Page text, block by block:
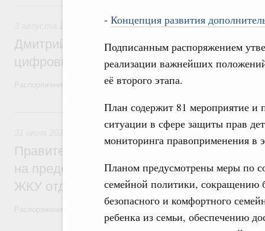
- Концепция развития
Подписанным распоряжением
реализации важнейших
её второго этапа.
План содержит 81 мероприятие и
ситуации в сфере защиты прав
мониторинга правоприменения в
Планом предусмотрены меры по
семейной политики, сокращению
безопасного и комфортного
ребенка из семьи, обеспечению
Регулирование в сфере торговли.
Дмитрий Григоренко возглавил штаб по
цифровых платформ
Распоряжение от 25 июля 2026 года №1966-р
31 июля, пятница
Социальная поддержка отдельных
Правительство направит регионам
на предоставление мер социальной
ЖКУ отдельным категориям граждан